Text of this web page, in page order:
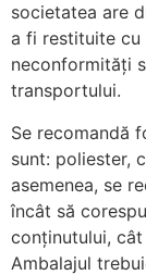
societatea are
a fi restituite cu
neconformități
transportului.
Se recomandă
sunt: poliester,
asemenea, se
încât să
conținutului,
Ambalajul